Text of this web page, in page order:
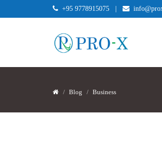
+95 9778915075
Blog Business